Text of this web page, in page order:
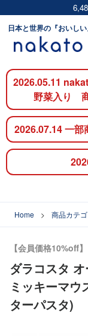
日本と世界の『おいし
2026.05.11
野菜入り
2026.07.14 一部
Home 商品カテゴ
【会員価格10%off】
ダラコスタ
ミッキーマ
ターパスタ)